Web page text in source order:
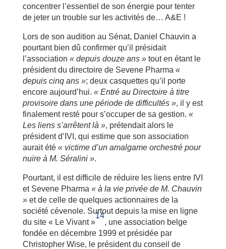
concentrer l’essentiel de son énergie pour tenter
de jeter un trouble sur les activités de… A&E !
Lors de son audition au Sénat, Daniel Chauvin a
pourtant bien dû confirmer qu’il présidait
l’association « depuis douze ans »tout en étant le
président du directoire de Sevene Pharma «
depuis cinq ans »; deux casquettes qu’il porte
encore aujourd’hui. « Entré au Directoire à titre
provisoire dans une période de difficultés », il y est
finalement resté pour s’occuper de sa gestion. «
Les liens s’arrêtent là », prétendait alors le
président d’IVI, qui estime que son association
aurait été « victime d’un amalgame orchestré pour
nuire à M. Séralini ».
Pourtant, il est difficile de réduire les liens entre IVI
et Sevene Pharma « à la vie privée de M. Chauvin
»et de celle de quelques actionnaires de la
société cévenole. Surtout depuis la mise en ligne
du site « Le Vivant »
14
, une association belge
fondée en décembre 1999 et présidée par
Christopher Wise, le président du conseil de